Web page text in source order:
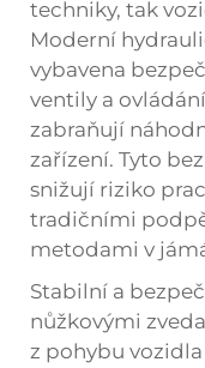
techniky, tak
Moderní
vybavena
ventily a
zabraňují
zařízení. Tyto
snižují riziko
tradičními
metodami v
Stabilní a
nůžkovými
z pohybu